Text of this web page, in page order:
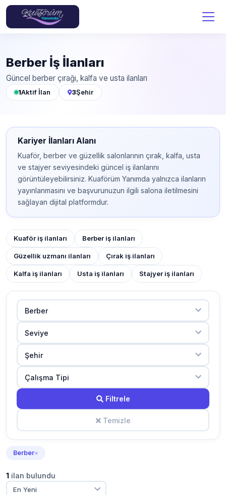
Berber İş İlanları
Güncel berber çırağı, kalfa ve usta ilanları
1Aktif İlan 3Şehir
Kariyer İlanları Alanı
Kuaför, berber ve güzellik salonlarının çırak, kalfa, usta
ve stajyer seviyesindeki güncel iş ilanlarını
görüntüleyebilirsiniz. Kuaförüm Yanımda yalnızca ilanların
yayınlanmasını ve başvurunuzun ilgili salona iletilmesini
sağlayan dijital platformdur.
Kuaför iş ilanları Berber iş ilanları
Güzellik uzmanı ilanları Çırak iş ilanları
Kalfa iş ilanları Usta iş ilanları Stajyer iş ilanları
Filtrele
Temizle
Berber×
1 ilan bulundu